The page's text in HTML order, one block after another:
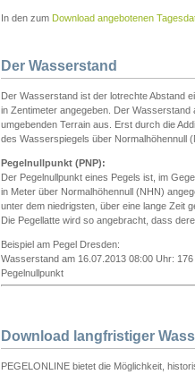
In den zum Download angebotenen
Der Wasserstand
Der Wasserstand ist der lotrechte Abstand
in Zentimeter angegeben. Der
umgebenden Terrain aus. Erst durch die
des Wasserspiegels über Normalhöhennull
Pegelnullpunkt (PNP):
Der Pegelnullpunkt eines Pegels ist, im
in Meter über Normalhöhennull (NHN)
unter dem niedrigsten, über eine lange Zeit
Die Pegellatte wird so angebracht, dass
Beispiel am Pegel Dresden:
Wasserstand am 16.07.2013 08:00 Uhr:
Pegelnullpunkt
Download langfristiger
PEGELONLINE bietet die Möglichkeit,